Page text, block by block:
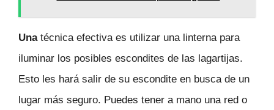
Unatécnica efectiva es utilizar una linterna para
iluminar los posibles escondites de las lagartijas.
Esto les hará salir de su escondite en busca de un
lugar más seguro. Puedes tener a mano una red o